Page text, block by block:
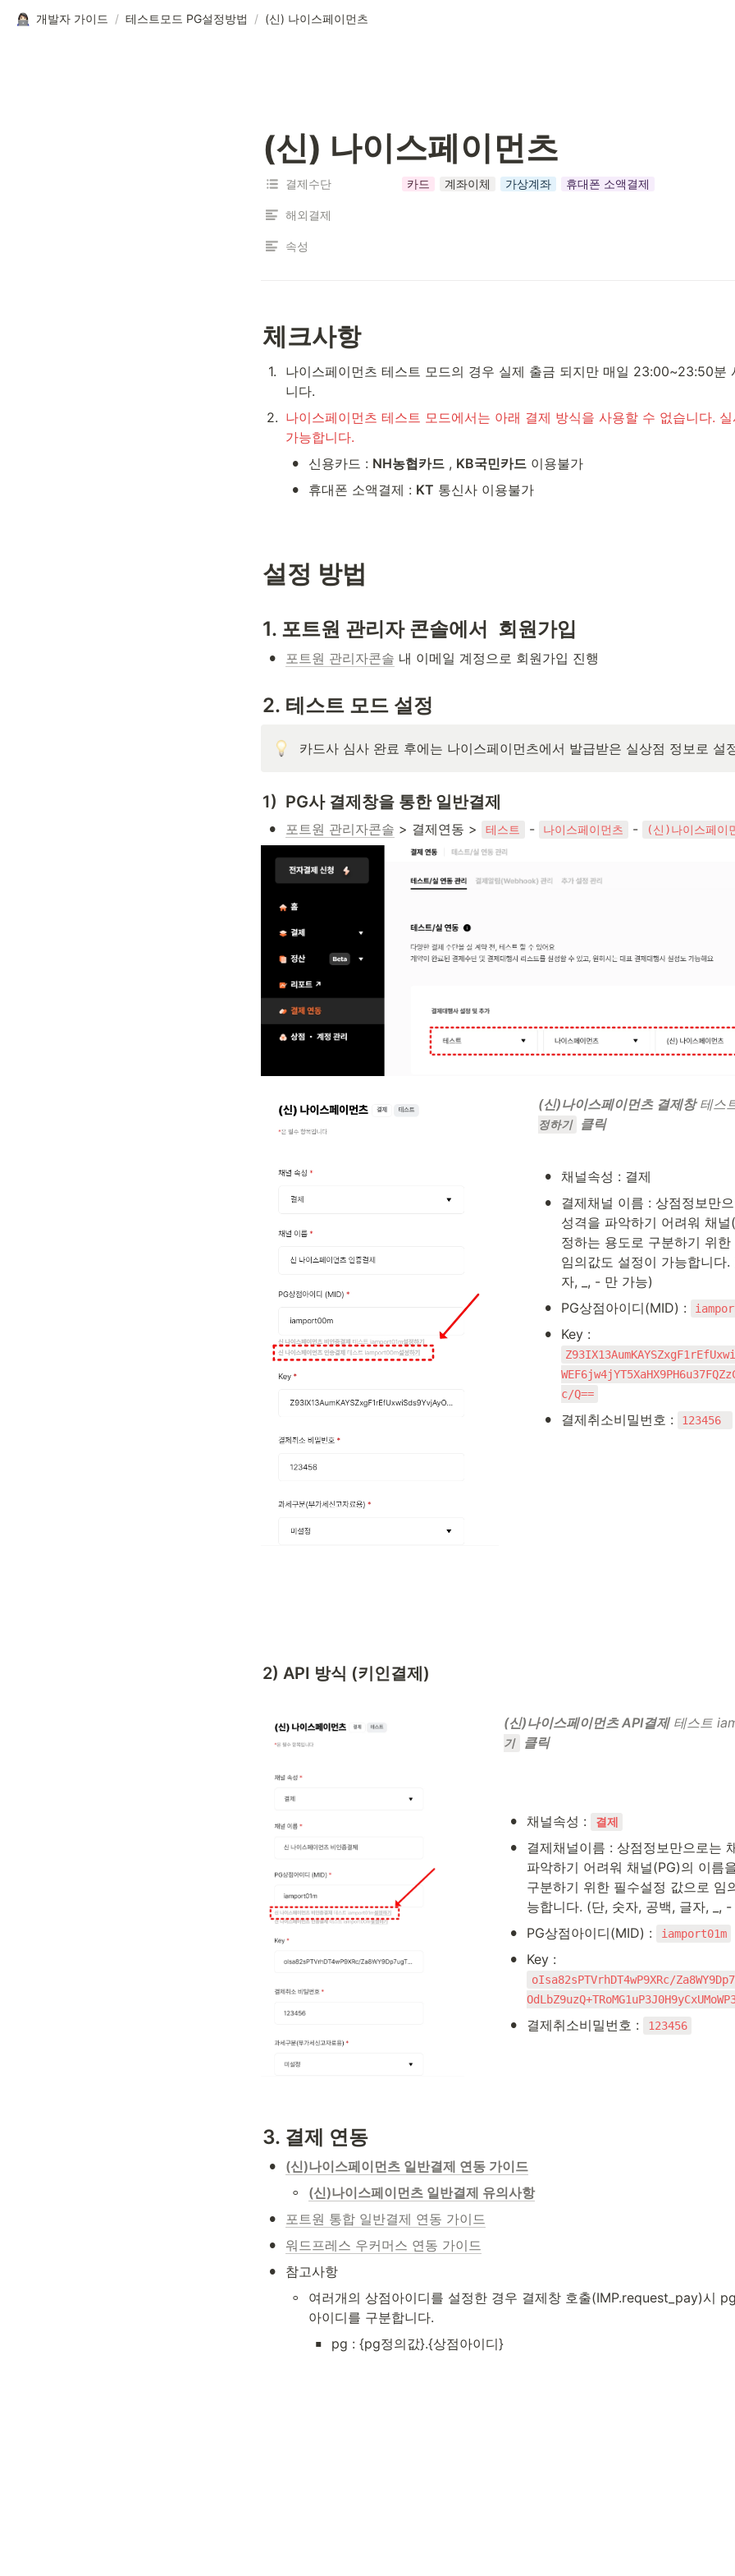
개발자 가이드 / 테스트모드 PG설정방법 / (신) 나이스페이먼츠
(신) 나이스페이먼츠
결제수단 카드 계좌이체 가상계좌 휴대폰 소액결제
해외결제
속성
체크사항
1.
나이스페이먼츠 테스트 모드의 경우 실제 출금 되지만 매일 23:00~23:50분
니다.
2. 나이스페이먼츠 테스트 모드에서는 아래 결제 방식을 사용할 수 없습니다.
가능합니다.
• 신용카드 : NH농협카드 , KB국민카드 이용불가
• 휴대폰 소액결제 : KT 통신사 이용불가
설정 방법
1. 포트원 관리자 콘솔에서  회원가입
• 포트원 관리자콘솔 내 이메일 계정으로 회원가입 진행
2. 테스트 모드 설정
카드사 심사 완료 후에는 나이스페이먼츠에서 발급받은 실상점 정보로 설
1)  PG사 결제창을 통한 일반결제
• 포트원 관리자콘솔 > 결제연동 > 테스트 - 나이스페이먼츠 - (신)나이스페이
2) API 방식 (키인결제)
(신)나이스페이먼츠 결제창 테스
정하기
클릭
• 채널속성 : 결제
•
결제채널 이름 : 상점정보만
성격을 파악하기 어려워 채
정하는 용도로 구분하기 위
임의값도 설정이 가능합니다
자, _, - 만 가능)
• PG상점아이디(MID) :
•
c/Q==
• 결제취소비밀번호 : 123456
(신)나이스페이먼츠 API결제 테스트
기
클릭
• 채널속성 : 결제
•
결제채널이름 : 상점정보만으로는
파악하기 어려워 채널(PG)의 이름
구분하기 위한 필수설정 값으로 임
능합니다. (단, 숫자, 공백, 글자, _,
• PG상점아이디(MID) : iamport01m
•
oIsa82sPTVrhDT4wP9XRc/
• 결제취소비밀번호 : 123456
3. 결제 연동
• (신)나이스페이먼츠 일반결제 연동 가이드
◦ (신)나이스페이먼츠 일반결제 유의사항
• 포트원 통합 일반결제 연동 가이드
• 워드프레스 우커머스 연동 가이드
• 참고사항
◦
여러개의 상점아이디를 설정한 경우 결제창 호출(IMP.request_pay)시
아이디를 구분합니다.
▪ pg : {pg정의값}.{상점아이디}